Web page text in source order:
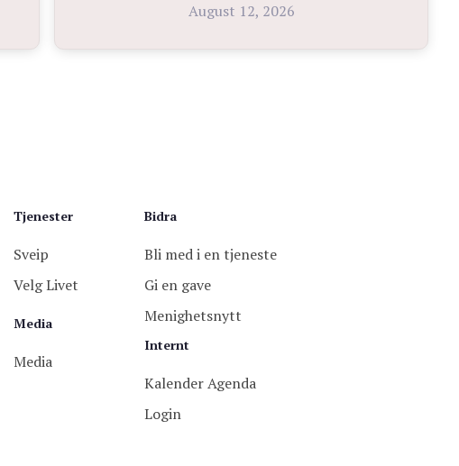
August 12, 2026
Tjenester
Sveip
Velg Livet
Media
Media
Bidra
Bli med i en tjeneste
Gi en gave
Menighetsnytt
Internt
Kalender Agenda
Login